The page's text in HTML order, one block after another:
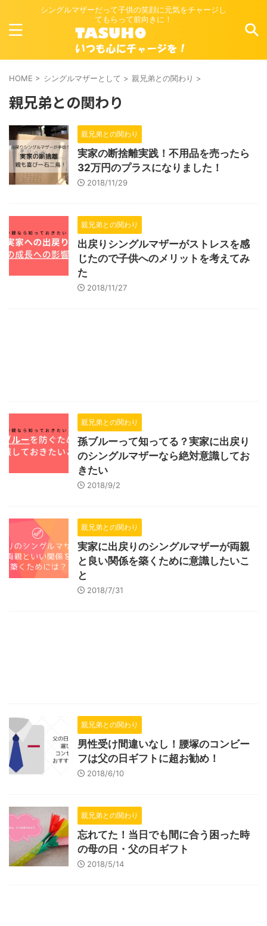
シングルマザーだって子供の笑顔に元気をチャージし
てもらって前向きに！
HOME > シングルマザーとして > 親兄弟との関わり >
親兄弟との関わり
親兄弟との関わり
実家の断捨離実践！不用品を売ったら
32万円のプラスになりました！
2018/11/29
親兄弟との関わり
出戻りシングルマザーがストレスを感
じたので子供へのメリットを考えてみ
た
2018/11/27
親兄弟との関わり
孫ブルーって知ってる？実家に出戻り
のシングルマザーなら絶対意識してお
きたい
2018/9/2
親兄弟との関わり
実家に出戻りのシングルマザーが両親
と良い関係を築くために意識したいこ
と
2018/7/31
親兄弟との関わり
男性受け間違いなし！腰塚のコンビー
フは父の日ギフトに超お勧め！
2018/6/10
親兄弟との関わり
忘れてた！当日でも間に合う困った時
の母の日・父の日ギフト
2018/5/14